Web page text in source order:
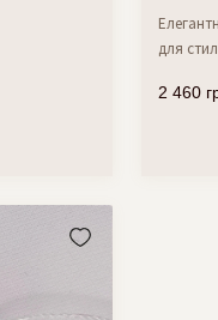
для
2 460